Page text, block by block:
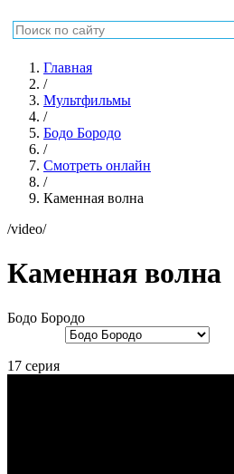
Главная
/
Мультфильмы
/
Бодо Бородо
/
Смотреть онлайн
/
Каменная волна
/video/
Каменная волна
Бодо Бородо
17 серия